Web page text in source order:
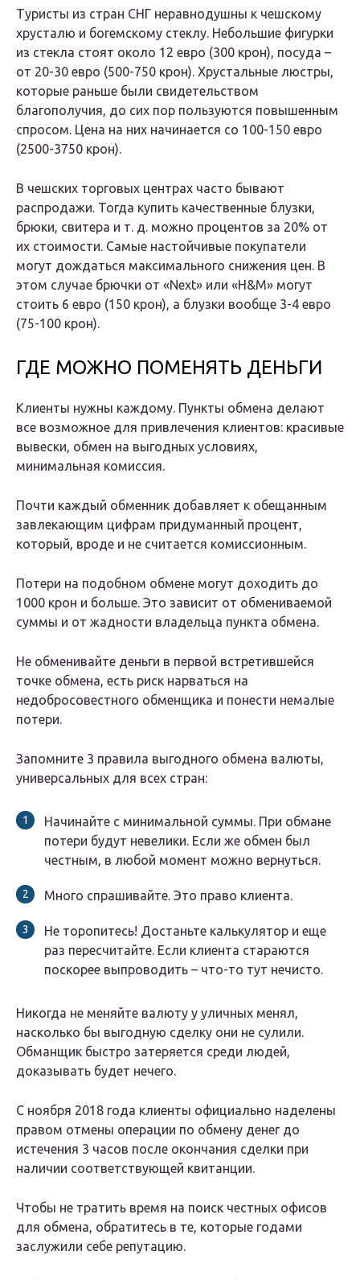
Туристы из стран СНГ неравнодушны к чешскому
хрусталю и богемскому стеклу. Небольшие фигурки
из стекла стоят около 12 евро (300 крон), посуда –
от 20-30 евро (500-750 крон). Хрустальные люстры,
которые раньше были свидетельством
благополучия, до сих пор пользуются повышенным
спросом. Цена на них начинается со 100-150 евро
(2500-3750 крон).
В чешских торговых центрах часто бывают
распродажи. Тогда купить качественные блузки,
брюки, свитера и т. д. можно процентов за 20% от
их стоимости. Самые настойчивые покупатели
могут дождаться максимального снижения цен. В
этом случае брючки от «Next» или «H&M» могут
стоить 6 евро (150 крон), а блузки вообще 3-4 евро
(75-100 крон).
ГДЕ МОЖНО ПОМЕНЯТЬ ДЕНЬГИ
Клиенты нужны каждому. Пункты обмена делают
все возможное для привлечения клиентов: красивые
вывески, обмен на выгодных условиях,
минимальная комиссия.
Почти каждый обменник добавляет к обещанным
завлекающим цифрам придуманный процент,
который, вроде и не считается комиссионным.
Потери на подобном обмене могут доходить до
1000 крон и больше. Это зависит от обмениваемой
суммы и от жадности владельца пункта обмена.
Не обменивайте деньги в первой встретившейся
точке обмена, есть риск нарваться на
недобросовестного обменщика и понести немалые
потери.
Запомните 3 правила выгодного обмена валюты,
универсальных для всех стран:
Начинайте с минимальной суммы. При обмане
потери будут невелики. Если же обмен был
честным, в любой момент можно вернуться.
Много спрашивайте. Это право клиента.
Не торопитесь! Достаньте калькулятор и еще
раз пересчитайте. Если клиента стараются
поскорее выпроводить – что-то тут нечисто.
Никогда не меняйте валюту у уличных менял,
насколько бы выгодную сделку они не сулили.
Обманщик быстро затеряется среди людей,
доказывать будет нечего.
С ноября 2018 года клиенты официально наделены
правом отмены операции по обмену денег до
истечения 3 часов после окончания сделки при
наличии соответствующей квитанции.
Чтобы не тратить время на поиск честных офисов
для обмена, обратитесь в те, которые годами
заслужили себе репутацию.